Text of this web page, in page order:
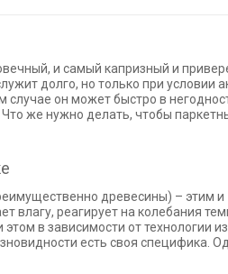
и самый капризный и
долго, но только при условии
он может быстро в
же нужно делать, чтобы
древесины) – этим и
влагу, реагирует на колебания
в зависимости от технологии
есть своя специфика.